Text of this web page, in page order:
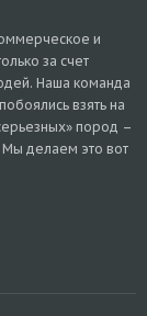
и
за счет
Наша команда
взять на
пород –
Мы делаем это вот